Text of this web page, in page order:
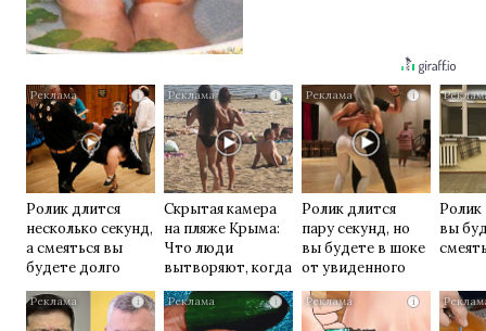
i
Ролик длится
несколько секунд,
а смеяться вы
будете долго
i
Скрытая камера
на пляже Крыма:
Что люди
вытворяют, когда
их не видят...
i
Ролик длится
пару секунд, но
вы будете в шоке
от увиденного
Ролик
вы
i i i